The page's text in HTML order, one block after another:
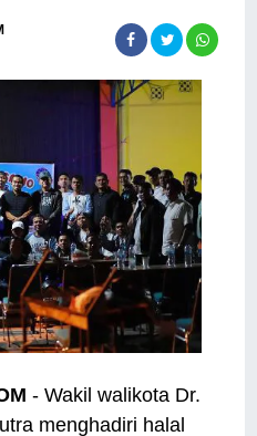
- Wakil walikota Dr.
menghadiri halal